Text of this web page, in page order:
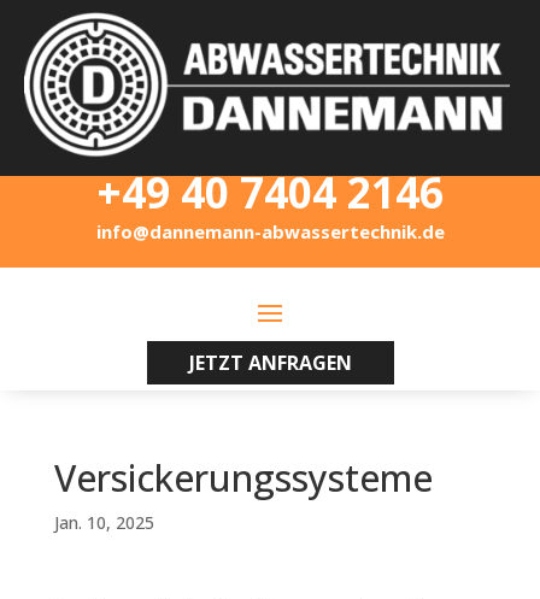
+49 40 7404 2146
info@dannemann-abwassertechnik.de
JETZT ANFRAGEN
Versickerungssysteme
Jan. 10, 2025